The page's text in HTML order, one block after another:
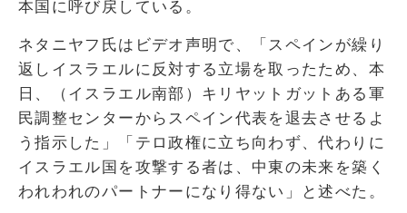
本国に呼び戻している。
ネタニヤフ氏はビデオ声明で、「スペインが繰り
返しイスラエルに反対する立場を取ったため、本
日、（イスラエル南部）キリヤットガットある軍
民調整センターからスペイン代表を退去させるよ
う指示した」「テロ政権に立ち向わず、代わりに
イスラエル国を攻撃する者は、中東の未来を築く
われわれのパートナーになり得ない」と述べた。